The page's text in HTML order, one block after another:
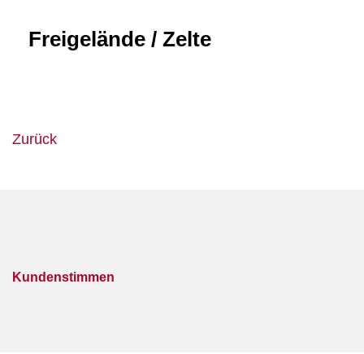
Freigelände / Zelte
Zurück
Kundenstimmen